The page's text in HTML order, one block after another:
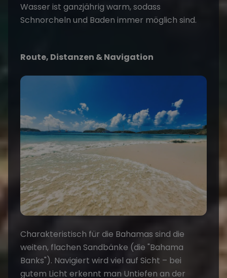
Wasser ist ganzjährig warm, sodass
Schnorcheln und Baden immer möglich sind.
Route, Distanzen & Navigation
Charakteristisch für die Bahamas sind die
weiten, flachen Sandbänke (die "Bahama
Banks"). Navigiert wird viel auf Sicht – bei
gutem Licht erkennt man Untiefen an der